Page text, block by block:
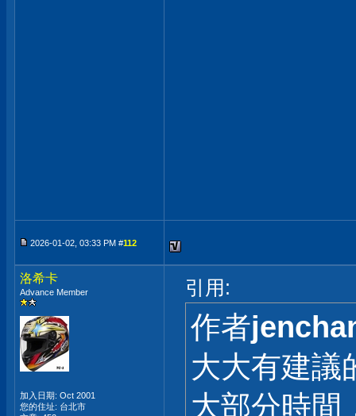
2026-01-02, 03:33 PM #112
洛希卡
Advance Member
加入日期: Oct 2001
您的住址: 台北市
引用:
作者
大大有建議
大部分時間